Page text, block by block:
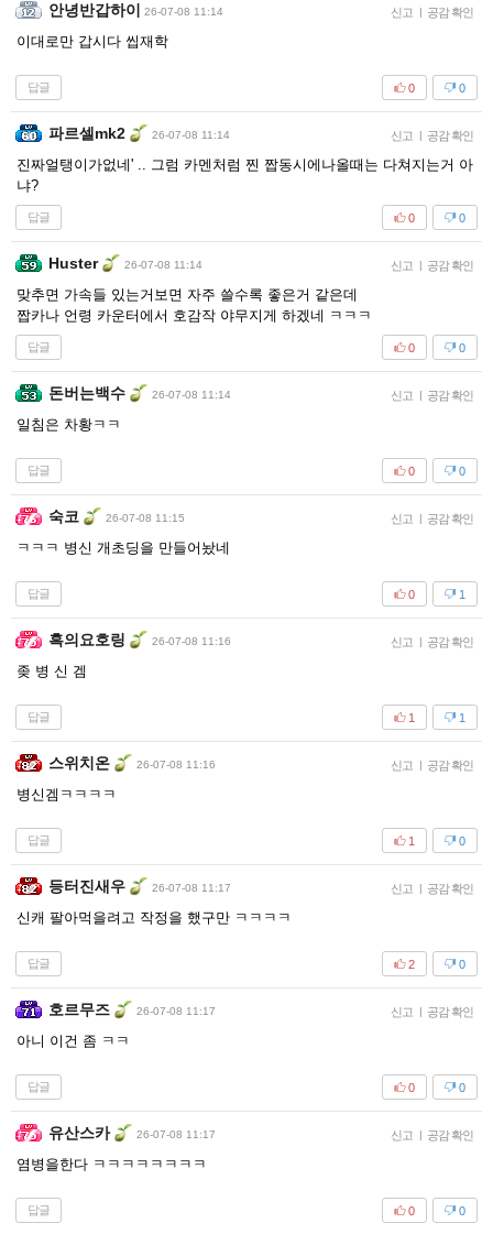
안녕반갑하이 26-07-08 11:14 신고 공감 확인
이대로만 갑시다 씹재학
답글 0
0
파르셀mk2 26-07-08 11:14 신고 공감 확인
진짜얼탱이가없네' .. 그럼 카멘처럼 찐 짭동시에나올때는 다쳐지는거 아
냐?
답글 0
0
Huster 26-07-08 11:14 신고 공감 확인
맞추면 가속들 있는거보면 자주 쓸수록 좋은거 같은데
짭카나 언령 카운터에서 호감작 야무지게 하겠네 ㅋㅋㅋ
답글 0
0
돈버는백수 26-07-08 11:14 신고 공감 확인
일침은 차황ㅋㅋ
답글 0
0
숙코 26-07-08 11:15 신고 공감 확인
ㅋㅋㅋ 병신 개초딩을 만들어놨네
답글 1
0
흑의요호링 26-07-08 11:16 신고 공감 확인
좆 병 신 겜
답글 1
1
스위치온 26-07-08 11:16 신고 공감 확인
병신겜ㅋㅋㅋㅋ
답글 0
1
등터진새우 26-07-08 11:17 신고 공감 확인
신캐 팔아먹을려고 작정을 했구만 ㅋㅋㅋㅋ
답글 0
2
호르무즈 26-07-08 11:17 신고 공감 확인
아니 이건 좀 ㅋㅋ
답글 0
0
유산스카 26-07-08 11:17 신고 공감 확인
염병을한다 ㅋㅋㅋㅋㅋㅋㅋㅋ
답글 0
0